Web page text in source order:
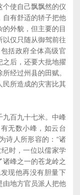
使自己飘飘然的仪
自有舒适的轿子把他
外貌，但主要的目
以仅只随从御驾前往
括政府全体高级官
之后，还要大批地擢
经过州县的田赋。
民所造成的灾害比其
百九十七米。中峰
无数小峰，如云台
诗人所形容的：“诸
时，一位以儒家学
峰之一的苍龙岭之
现他再没有胆量下
由地方官员派人把他